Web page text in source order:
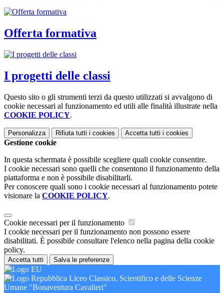
Offerta formativa
I progetti delle classi
Questo sito o gli strumenti terzi da questo utilizzati si avvalgono di
cookie necessari al funzionamento ed utili alle finalità illustrate nella
COOKIE POLICY.
Personalizza Rifiuta tutti i cookies Accetta tutti i cookies
Gestione cookie
In questa schermata è possibile scegliere quali cookie consentire.
I cookie necessari sono quelli che consentono il funzionamento della
piattaforma e non è possibile disabilitarli.
Per conoscere quali sono i cookie necessari al funzionamento potete
visionare la COOKIE POLICY.
Cookie necessari per il funzionamento
I cookie necessari per il funzionamento non possono essere
disabilitati. È possibile consultare l'elenco nella pagina della cookie
policy.
Accetta tutti Salva le preferenze
Liceo Classico, Scientifico e delle Scienze
Umane "Bonaventura Cavalieri"